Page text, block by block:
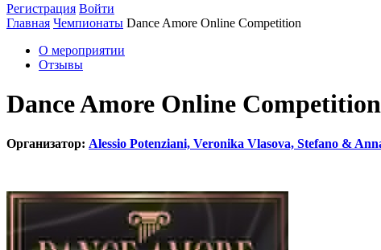
Регистрация Войти
Главная Чемпионаты Dance Amore Online Competition
О мероприятии
Отзывы
Dance Amore Online Competition
Организатор: Alessio Potenziani, Veronika Vlasova, Stefano &